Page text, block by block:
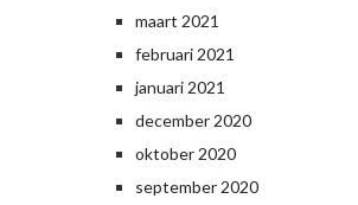
maart 2021
februari 2021
januari 2021
december 2020
oktober 2020
september 2020